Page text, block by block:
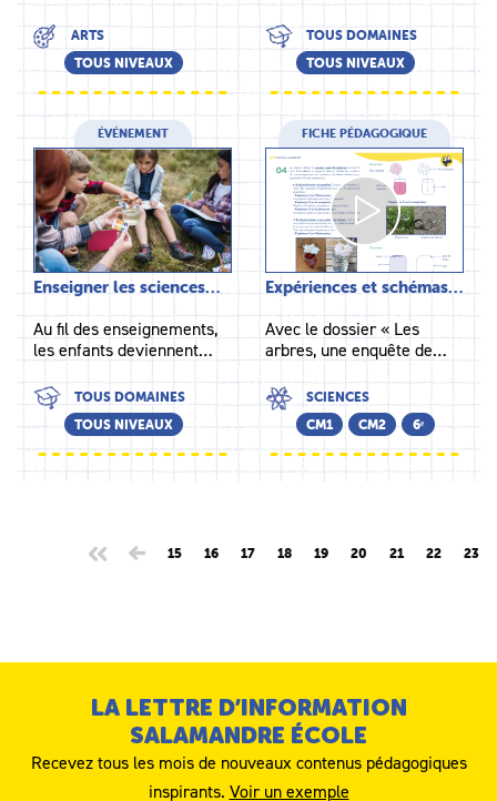
ARTS
TOUS NIVEAUX
TOUS DOMAINES
TOUS NIVEAUX
ÉVÉNEMENT
Enseigner les sciences…
Au fil des enseignements,
les enfants deviennent…
TOUS DOMAINES
TOUS NIVEAUX
FICHE PÉDAGOGIQUE
Expériences et schémas…
Avec le dossier « Les
arbres, une enquête de…
SCIENCES
CM1
CM2 6ᵉ
15 16 17 18 19 20 21 22 23
LA LETTRE D’INFORMATION
SALAMANDRE ÉCOLE
Recevez tous les mois de nouveaux contenus pédagogiques
inspirants. Voir un exemple